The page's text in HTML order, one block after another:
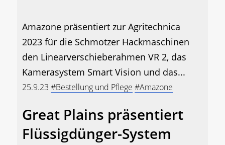
Amazone präsentiert zur Agritechnica
2023 für die Schmotzer Hackmaschinen
den Linearverschieberahmen VR 2, das
Kamerasystem Smart Vision und das...
25.9.23 #Bestellung und Pflege #Amazone
Great Plains präsentiert
Flüssigdünger-System